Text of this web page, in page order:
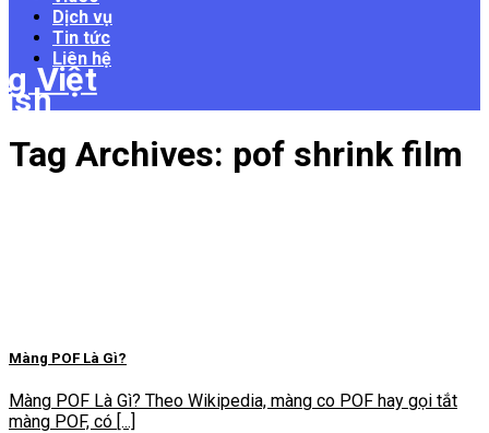
Dịch vụ
Tin tức
Liên hệ
Tag Archives: pof shrink film
Màng POF Là Gì?
Màng POF Là Gì? Theo Wikipedia, màng co POF hay gọi tắt
màng POF, có [...]